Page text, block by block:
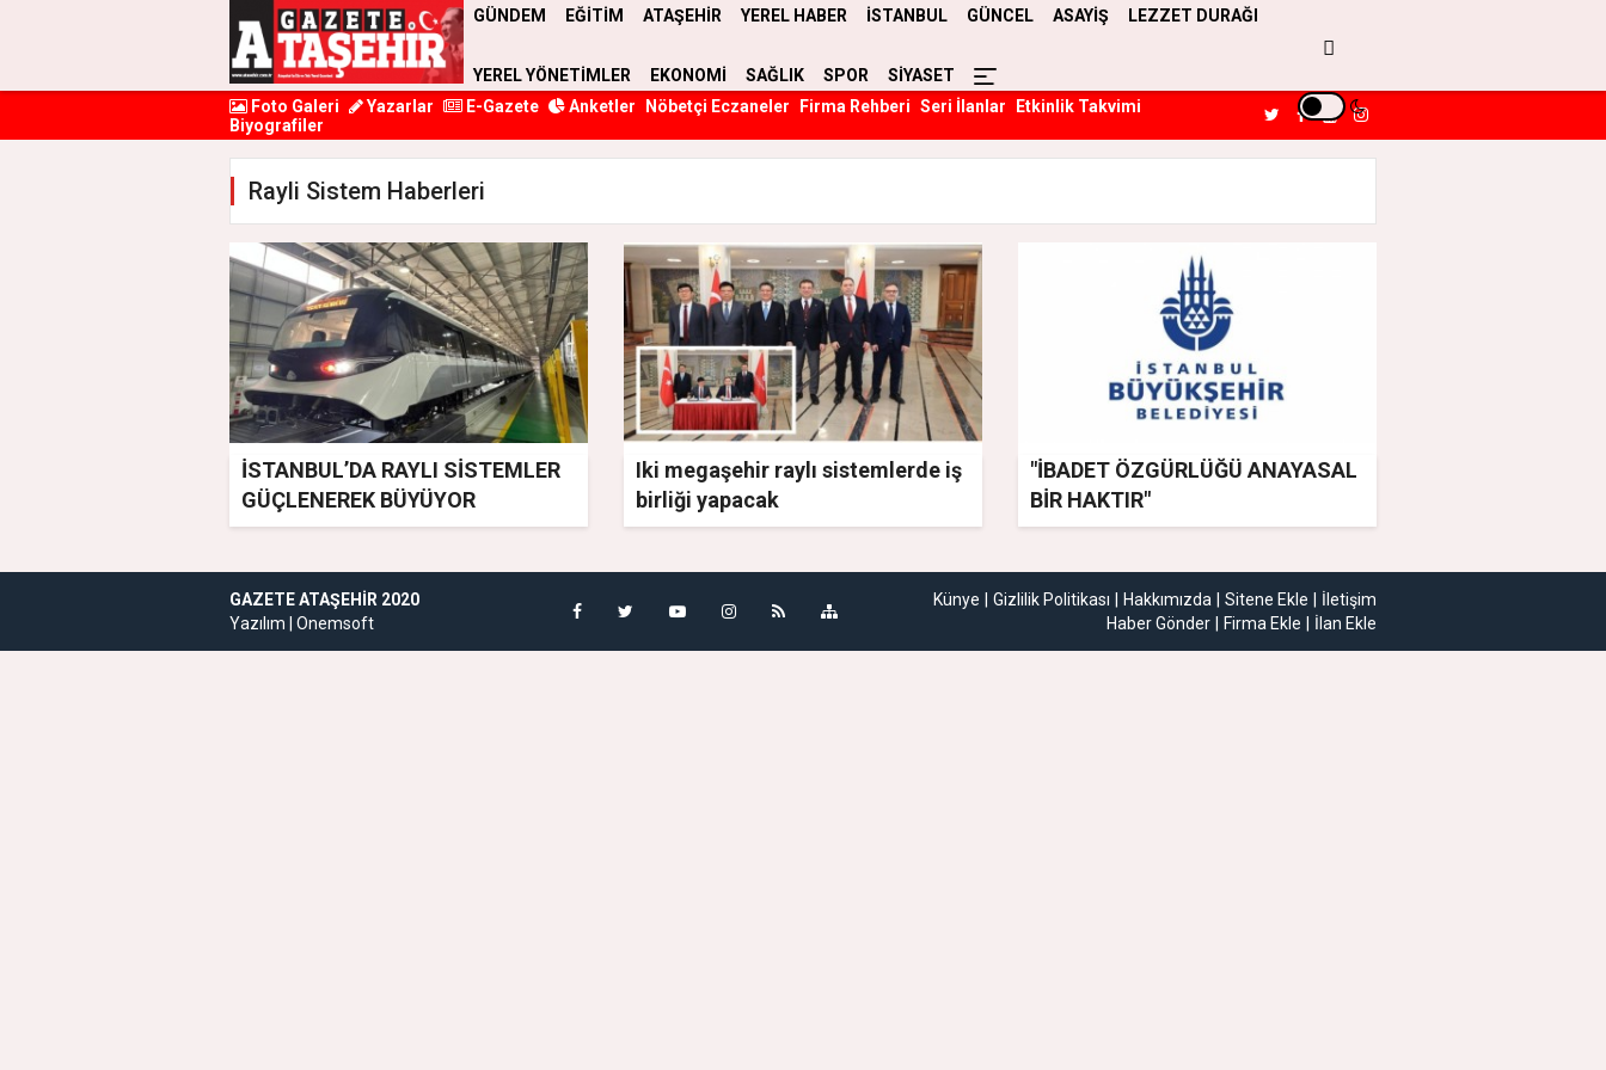
GÜNDEM EĞİTİM ATAŞEHİR YEREL HABER İSTANBUL GÜNCEL ASAYİŞ LEZZET DURAĞI
YEREL YÖNETİMLER EKONOMİ SAĞLIK SPOR
SİYASET
Foto Galeri
Yazarlar E-Gazete Anketler Nöbetçi Eczaneler Firma Rehberi Seri İlanlar
Etkinlik Takvimi
Biyografiler
Rayli Sistem Haberleri
İSTANBUL’DA RAYLI SİSTEMLER
GÜÇLENEREK BÜYÜYOR
Iki megaşehir raylı sistemlerde iş
birliği yapacak
"İBADET ÖZGÜRLÜĞÜ ANAYASAL
BİR HAKTIR"
GAZETE ATAŞEHIR 2020
Yazılım | Onemsoft
Künye Gizlilik Politikası Hakkımızda Sitene Ekle
İletişim
Haber Gönder
Firma Ekle İlan Ekle